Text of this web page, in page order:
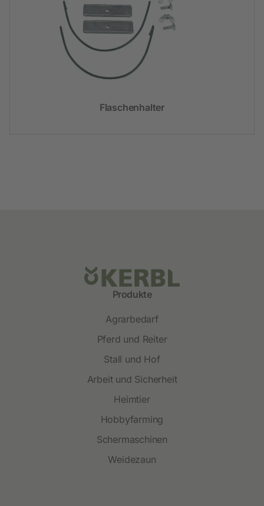
Flaschenhalter
Produkte
Agrarbedarf
Pferd und Reiter
Stall und Hof
Arbeit und Sicherheit
Heimtier
Hobbyfarming
Schermaschinen
Weidezaun